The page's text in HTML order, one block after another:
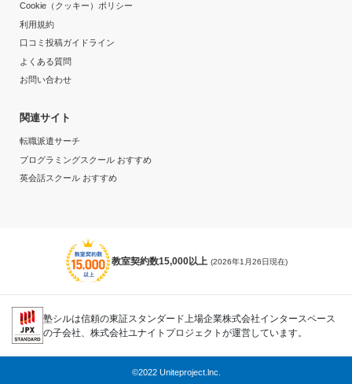
Cookie（クッキー）ポリシー
利用規約
口コミ投稿ガイドライン
よくある質問
お問い合わせ
関連サイト
転職派遣サーチ
プログラミングスクール おすすめ
英会話スクール おすすめ
教室契約数15,000以上 (2026年1月26日現在)
塾シルは信頼の東証スタンダード上場企業株式会社インタースペース
の子会社、株式会社ユナイトプロジェクトが運営しています。
©2022 Uniteproject.lnc.